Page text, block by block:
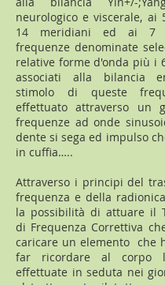
neurologico e viscerale, ai
14 meridiani ed ai 7
frequenze denominate
relative forme d'onda più i
associati alla bilancia
stimolo di queste
effettuato attraverso un
frequenze ad onde
dente si sega ed impulso
in cuffia…..
Attraverso i principi del
frequenza e della
la possibilità di attuare il
di Frequenza Correttiva
caricare un elemento che
far ricordare al corpo
effettuate in seduta nei